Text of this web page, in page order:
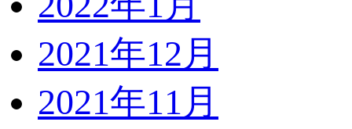
2021年12月
2021年11月